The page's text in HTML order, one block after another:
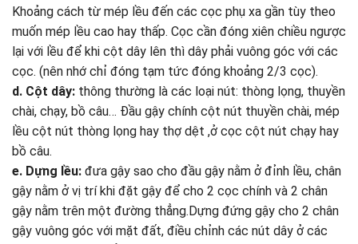
Khoảng cách từ mép lều đến các cọc phụ xa gần tùy theo
muốn mép lều cao hay thấp. Cọc cần đóng xiên chiều ngược
lại với lều để khi cột dây lên thì dây phải vuông góc với các
cọc. (nên nhớ chỉ đóng tạm tức đóng khoảng 2/3 cọc).
d. Cột dây: thông thường là các loại nút: thòng lọng, thuyền
chài, chạy, bồ câu… Đầu gậy chính cột nút thuyền chài, mép
lều cột nút thòng lọng hay thợ dệt ,ở cọc cột nút chạy hay
bồ câu.
e. Dựng lều: đưa gậy sao cho đầu gậy nằm ở đỉnh lều, chân
gậy nằm ở vị trí khi đặt gậy để cho 2 cọc chính và 2 chân
gậy nằm trên một đường thẳng.Dựng đứng gậy cho 2 chân
gậy vuông góc với mặt đất, điều chỉnh các nút dây ở các